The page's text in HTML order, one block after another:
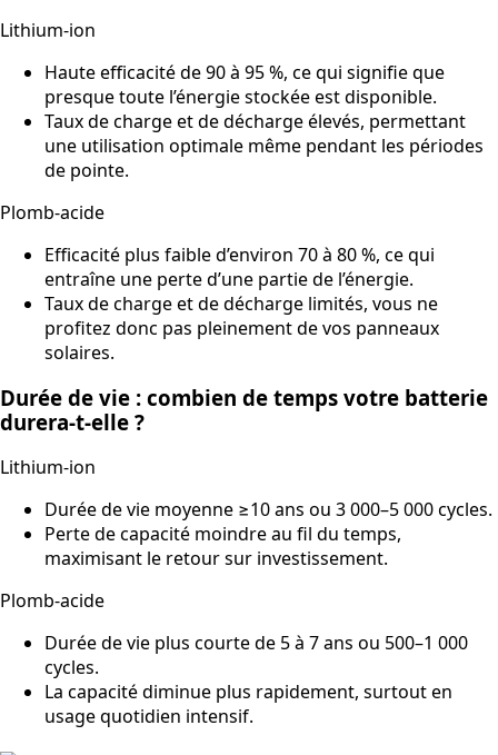
Lithium-ion
Haute efficacité de 90 à 95 %, ce qui signifie que
presque toute l’énergie stockée est disponible.
Taux de charge et de décharge élevés, permettant
une utilisation optimale même pendant les périodes
de pointe.
Plomb-acide
Efficacité plus faible d’environ 70 à 80 %, ce qui
entraîne une perte d’une partie de l’énergie.
Taux de charge et de décharge limités, vous ne
profitez donc pas pleinement de vos panneaux
solaires.
Durée de vie : combien de temps votre batterie
durera-t-elle ?
Lithium-ion
Durée de vie moyenne ≥10 ans ou 3 000–5 000 cycles.
Perte de capacité moindre au fil du temps,
maximisant le retour sur investissement.
Plomb-acide
Durée de vie plus courte de 5 à 7 ans ou 500–1 000
cycles.
La capacité diminue plus rapidement, surtout en
usage quotidien intensif.